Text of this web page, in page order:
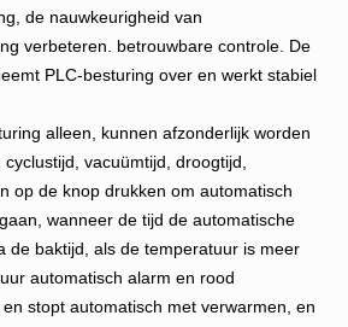
de nauwkeurigheid van
verbeteren. betrouwbare controle. De
PLC-besturing over en werkt stabiel
alleen, kunnen afzonderlijk worden
vacuümtijd, droogtijd,
op de knop drukken om automatisch
wanneer de tijd de automatische
de baktijd, als de temperatuur is meer
automatisch alarm en rood
stopt automatisch met verwarmen, en